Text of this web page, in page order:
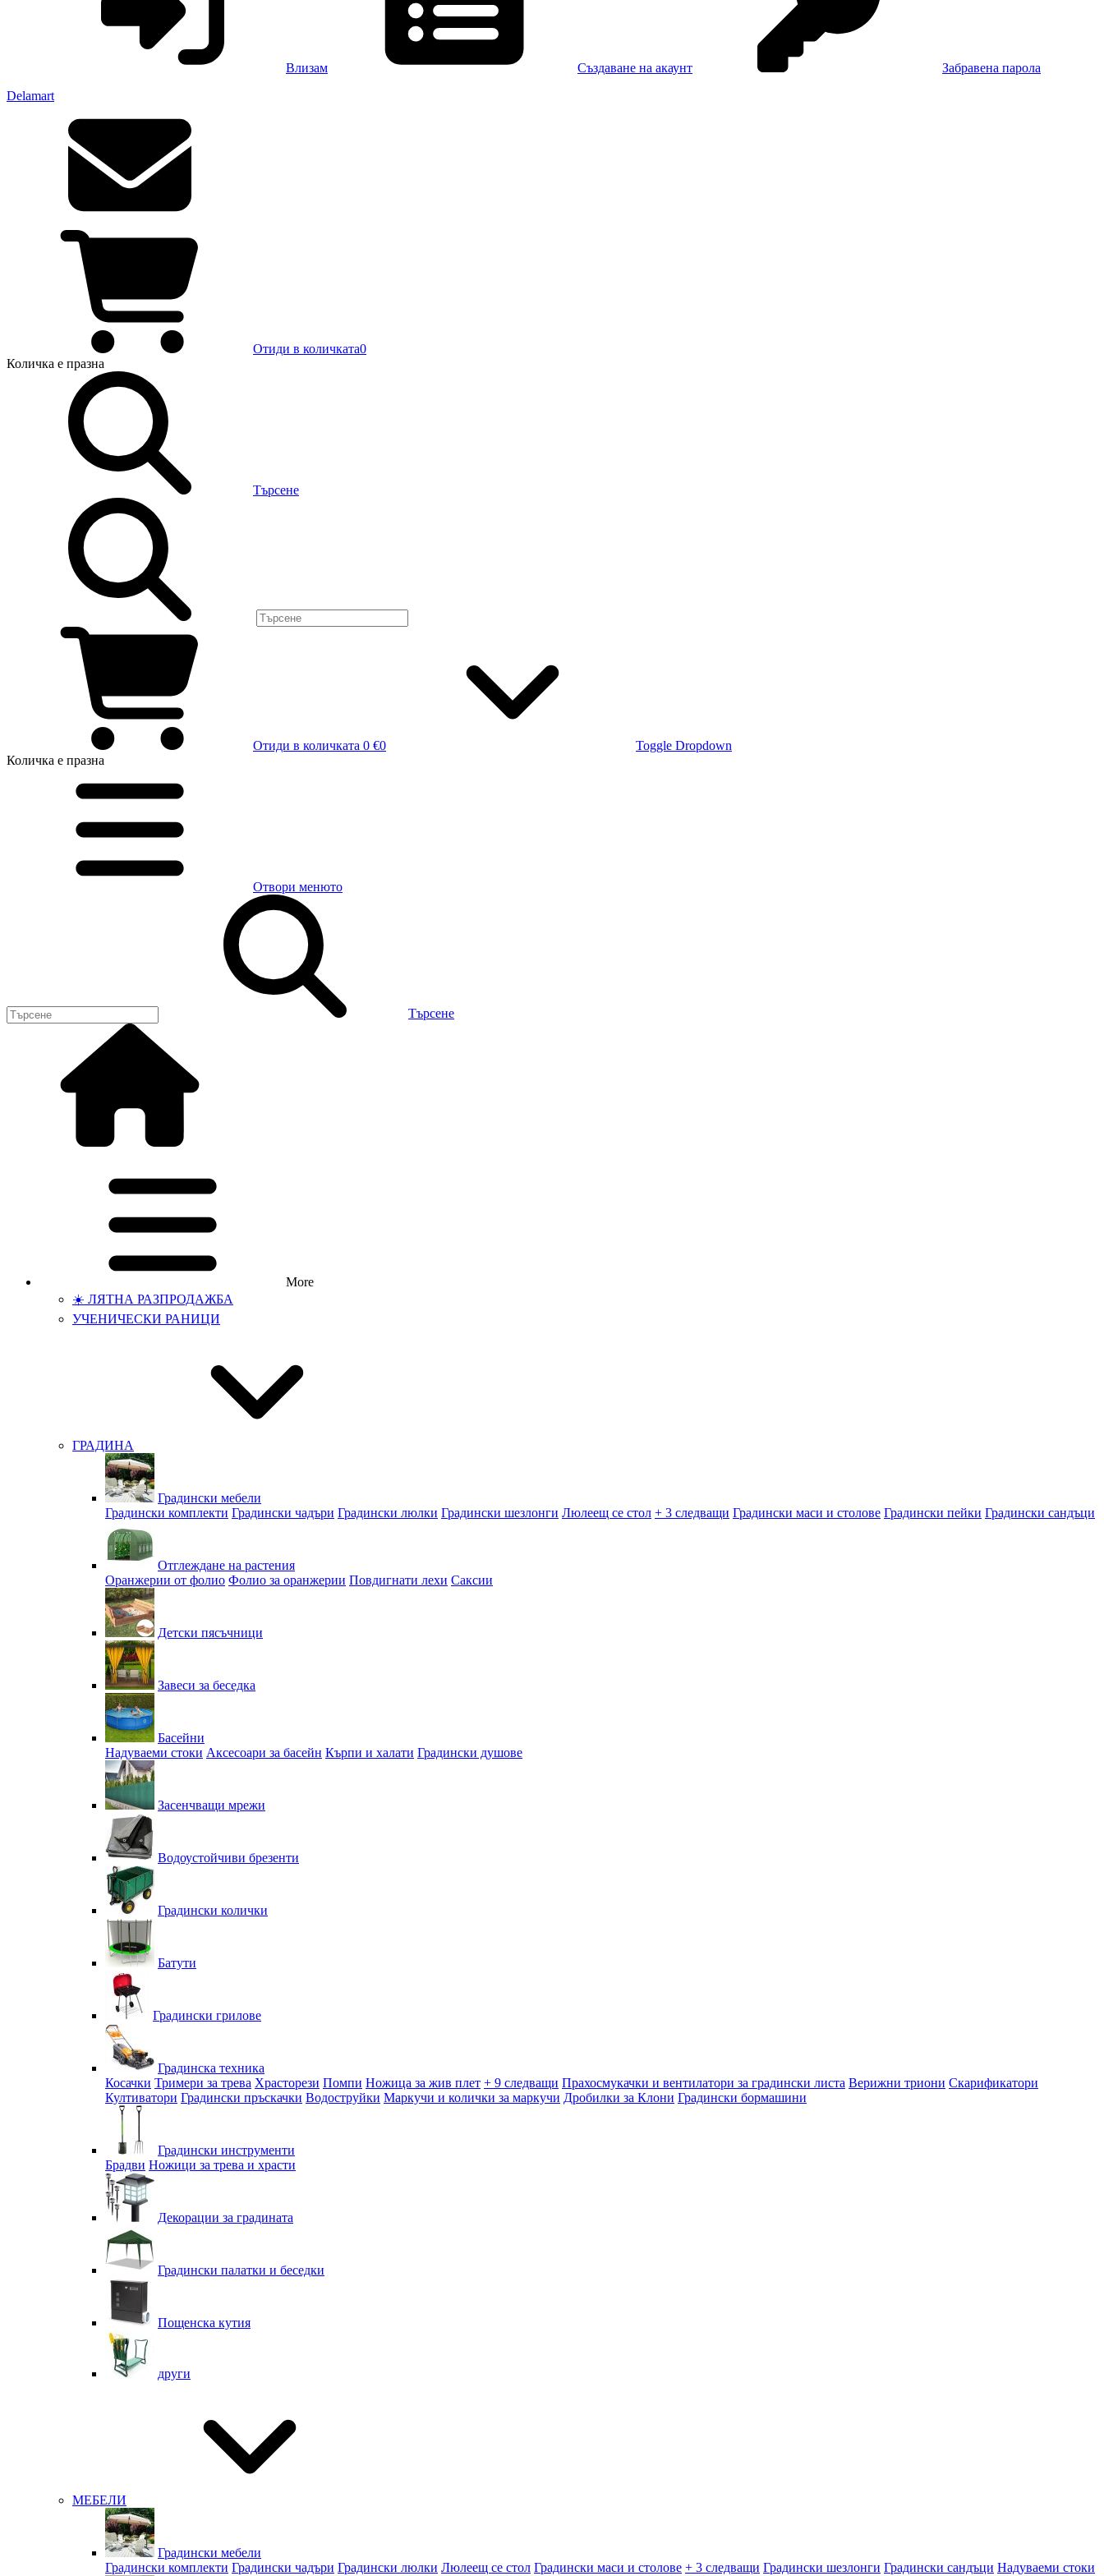
Влизам Създаване на акаунт
Забравена парола
Delamart
Отиди в количката0
Количка е празна
Търсене
Отиди в количката 0 €0
Toggle Dropdown
Количка е празна
Отвори менюто
Търсене
More
☀️ ЛЯТНА РАЗПРОДАЖБА
УЧЕНИЧЕСКИ РАНИЦИ
ГРАДИНА
Градински мебели
Градински комплекти Градински чадъри Градински люлки Градински шезлонги Люлеещ се стол + 3 следващи Градински маси и столове Градински пейки Градински сандъци
Отглеждане на растения
Оранжерии от фолио Фолио за оранжерии Повдигнати лехи Саксии
Детски пясъчници
Завеси за беседка
Басейни
Надуваеми стоки Аксесоари за басейн Кърпи и халати Градински душове
Засенчващи мрежи
Водоустойчиви брезенти
Градински колички
Батути
Градински грилове
Градинска техника
Косачки Тримери за трева Храсторези Помпи Ножица за жив плет + 9 следващи Прахосмукачки и вентилатори за градински листа Верижни триони Скарификатори
Култиватори Градински пръскачки Водоструйки Маркучи и колички за маркучи Дробилки за Клони Градински бормашини
Градински инструменти
Брадви Ножици за трева и храсти
Декорации за градината
Градински палатки и беседки
Пощенска кутия
други
МЕБЕЛИ
Градински мебели
Градински комплекти Градински чадъри Градински люлки Люлеещ се стол Градински маси и столове + 3 следващи Градински шезлонги Градински сандъци Надуваеми стоки